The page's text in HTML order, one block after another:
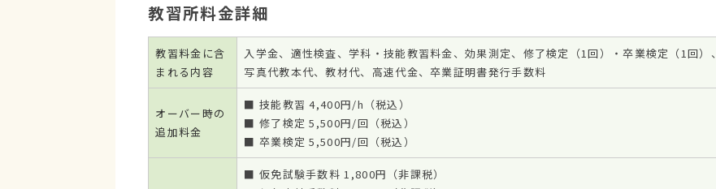
教習所料金詳細
教習料金に含
まれる内容
入学金、適性検査、学科・技能教習料金、効果測定、修了検定（1回）・卒業検定（1回）、
写真代教本代、教材代、高速代金、卒業証明書発行手数料
オーバー時の
追加料金
■ 技能教習 4,400円/h（税込）
■ 修了検定 5,500円/回（税込）
■ 卒業検定 5,500円/回（税込）
■ 仮免試験手数料 1,800円（非課税）